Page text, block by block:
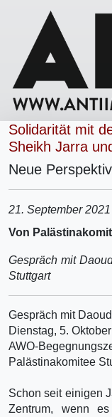
Solidarität mit
Sheikh Jarra
Neue
21. September 2021
Von
Gespräch mit
Stuttgart
Gespräch mit
Dienstag, 5.
AWO-
Palästinakomitee
Schon seit einigen
Zentrum, wenn